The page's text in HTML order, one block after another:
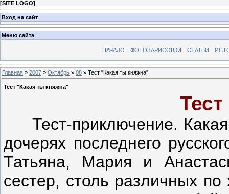
[SITE LOGO]
Вход на сайт
Меню сайта
НАЧАЛО ФОТОЗАРИСОВКИ СТАТЬИ
Главная » 2007 » Октябрь » 08 » Тест "Какая ты княжна"
Тест "Какая ты княжна"
Тест-приключение.
дочерях последнего
Татьяна, Мария и
сестер, столь различных